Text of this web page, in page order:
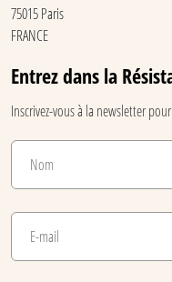
75015 Paris
FRANCE
Entrez dans la
Inscrivez-vous à la newsletter